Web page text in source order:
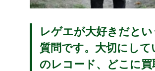
レゲエが大好きだとい
質問です。大切にして
のレコード、どこに買